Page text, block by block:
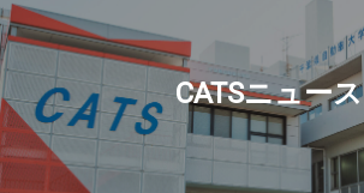
CATSニュース